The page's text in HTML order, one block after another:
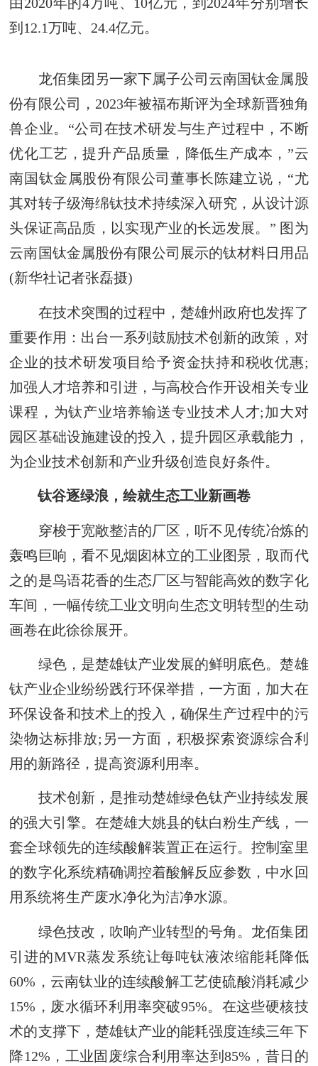
到12.1万吨、24.4亿元。
龙佰集团另一家下属子公司云南国钛金属股
份有限公司，2023年被福布斯评为全球新晋独角
兽企业。“公司在技术研发与生产过程中，不断
优化工艺，提升产品质量，降低生产成本，”云
南国钛金属股份有限公司董事长陈建立说，“尤
其对转子级海绵钛技术持续深入研究，从设计源
头保证高品质，以实现产业的长远发展。” 图为
云南国钛金属股份有限公司展示的钛材料日用品
(新华社记者张磊摄)
在技术突围的过程中，楚雄州政府也发挥了
重要作用：出台一系列鼓励技术创新的政策，对
企业的技术研发项目给予资金扶持和税收优惠;
加强人才培养和引进，与高校合作开设相关专业
课程，为钛产业培养输送专业技术人才;加大对
园区基础设施建设的投入，提升园区承载能力，
为企业技术创新和产业升级创造良好条件。
钛谷逐绿浪，绘就生态工业新画卷
穿梭于宽敞整洁的厂区，听不见传统冶炼的
轰鸣巨响，看不见烟囱林立的工业图景，取而代
之的是鸟语花香的生态厂区与智能高效的数字化
车间，一幅传统工业文明向生态文明转型的生动
画卷在此徐徐展开。
绿色，是楚雄钛产业发展的鲜明底色。楚雄
钛产业企业纷纷践行环保举措，一方面，加大在
环保设备和技术上的投入，确保生产过程中的污
染物达标排放;另一方面，积极探索资源综合利
用的新路径，提高资源利用率。
技术创新，是推动楚雄绿色钛产业持续发展
的强大引擎。在楚雄大姚县的钛白粉生产线，一
套全球领先的连续酸解装置正在运行。控制室里
的数字化系统精确调控着酸解反应参数，中水回
用系统将生产废水净化为洁净水源。
绿色技改，吹响产业转型的号角。龙佰集团
引进的MVR蒸发系统让每吨钛液浓缩能耗降低
60%，云南钛业的连续酸解工艺使硫酸消耗减少
15%，废水循环利用率突破95%。在这些硬核技
术的支撑下，楚雄钛产业的能耗强度连续三年下
降12%，工业固废综合利用率达到85%，昔日的